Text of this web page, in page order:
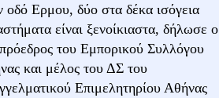
οδό Ερμου, δύο στα δέκα ισόγεια
είναι ξενοίκιαστα, δήλωσε ο
του Εμπορικού Συλλόγου
και μέλος του ΔΣ του
Επιμελητηρίου Αθήνας